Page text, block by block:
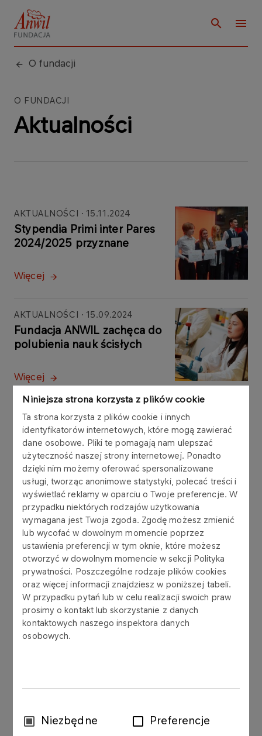
Niniejsza strona korzysta z plików cookie
Ta strona korzysta z plików cookie i innych
identyfikatorów internetowych, które mogą zawierać
dane osobowe. Pliki te pomagają nam ulepszać
użyteczność naszej strony internetowej. Ponadto
dzięki nim możemy oferować spersonalizowane
usługi, tworząc anonimowe statystyki, polecać treści i
wyświetlać reklamy w oparciu o Twoje preferencje. W
przypadku niektórych rodzajów użytkowania
wymagana jest Twoja zgoda. Zgodę możesz zmienić
lub wycofać w dowolnym momencie poprzez
ustawienia preferencji w tym oknie, które możesz
otworzyć w dowolnym momencie w sekcji Polityka
prywatności. Poszczególne rodzaje plików cookies
oraz więcej informacji znajdziesz w poniższej tabeli.
W przypadku pytań lub w celu realizacji swoich praw
prosimy o kontakt lub skorzystanie z danych
kontaktowych naszego inspektora danych
osobowych.
WybórNiezbędne Preferencje
O fundacji
O FUNDACJI
Aktualności
AKTUALNOŚCI 15.11.2024
Stypendia Primi inter Pares
2024/2025 przyznane
Więcej
AKTUALNOŚCI 15.09.2024
Fundacja ANWIL zachęca do
polubienia nauk ścisłych
Więcej
AKTUALNOŚCI 02.09.2024
Rusza nabór do programu
stypendialnego
Więcej
AKTUALNOŚCI 12.07.2024
Granty w programie
„Budujemy mosty 2024”
przyznane
Więcej
AKTUALNOŚCI